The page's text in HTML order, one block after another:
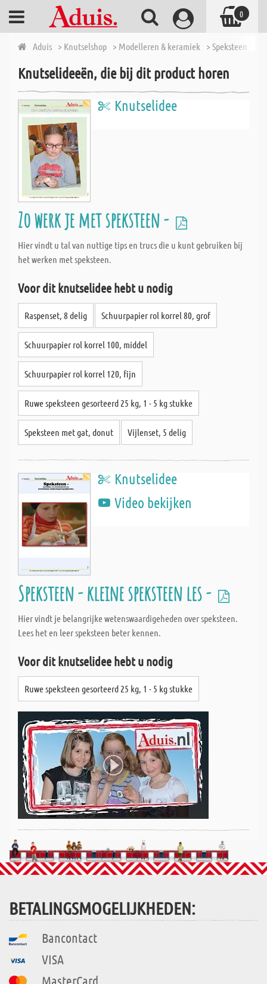
Aduis > Knutselshop > Modelleren & keramiek > Speksteen
Knutselideeën, die bij dit product horen
Knutselidee
Zo werk je met speksteen -
Hier vindt u tal van nuttige tips en trucs die u kunt gebruiken bij
het werken met speksteen.
Voor dit knutselidee hebt u nodig
Raspenset, 8 delig Schuurpapier rol korrel 80, grof
Schuurpapier rol korrel 100, middel
Schuurpapier rol korrel 120, fijn
Ruwe speksteen gesorteerd 25 kg, 1 - 5 kg stukke
Speksteen met gat, donut Vijlenset, 5 delig
Knutselidee
Video bekijken
Speksteen - kleine speksteen les -
Hier vindt je belangrijke wetenswaardigeheden over speksteen.
Lees het en leer speksteen beter kennen.
Voor dit knutselidee hebt u nodig
Ruwe speksteen gesorteerd 25 kg, 1 - 5 kg stukke
BETALINGSMOGELIJKHEDEN:
Bancontact
VISA
MasterCard
0